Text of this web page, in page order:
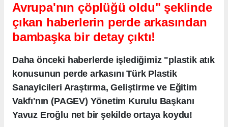
Avrupa'nın çöplüğü oldu" şeklinde
çıkan haberlerin perde arkasından
bambaşka bir detay çıktı!
Daha önceki haberlerde işlediğimiz "plastik atık
konusunun perde arkasını Türk Plastik
Sanayicileri Araştırma, Geliştirme ve Eğitim
Vakfı'nın (PAGEV) Yönetim Kurulu Başkanı
Yavuz Eroğlu net bir şekilde ortaya koydu!